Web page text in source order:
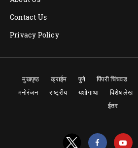
Contact Us
Privacy Policy
मुखपृष्ठ क्राईम पुणे पिंपरी चिंचवड
मनोरंजन
राष्ट्रीय यशोगाथा विशेष लेख
ईतर